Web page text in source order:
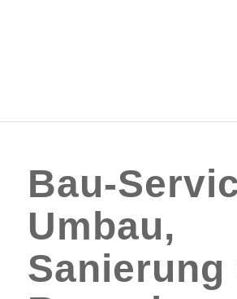
Bau-
Umbau,
Sanierung